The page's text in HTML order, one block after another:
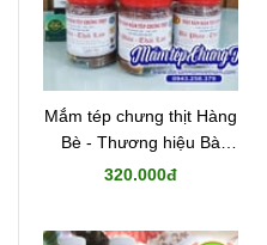
Mắm tép chưng thịt Hàng
Bè - Thương hiệu Bà
Phán
320.000đ